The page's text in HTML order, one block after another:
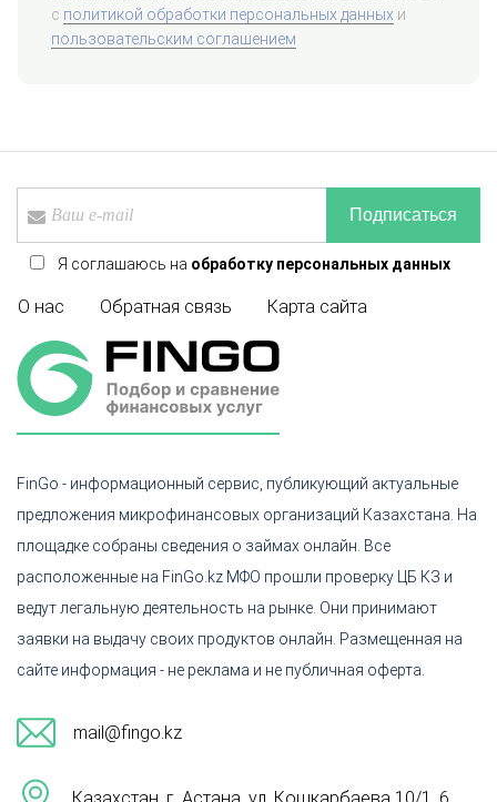
с политикой обработки персональных данных и
пользовательским соглашением
О нас Обратная связь Карта сайта
Подписаться
Я соглашаюсь на обработку персональных данных
FinGo - информационный сервис, публикующий актуальные
предложения микрофинансовых организаций Казахстана. На
площадке собраны сведения о займах онлайн. Все
расположенные на FinGo.kz МФО прошли проверку ЦБ КЗ и
ведут легальную деятельность на рынке. Они принимают
заявки на выдачу своих продуктов онлайн. Размещенная на
сайте информация - не реклама и не публичная оферта.
mail@fingo.kz